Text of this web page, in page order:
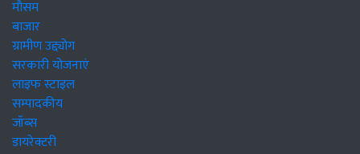
मौसम
बाजार
ग्रामीण उद्द्योग
सरकारी योजनाएं
लाइफ स्टाइल
सम्पादकीय
जॉब्स
डायरेक्टरी